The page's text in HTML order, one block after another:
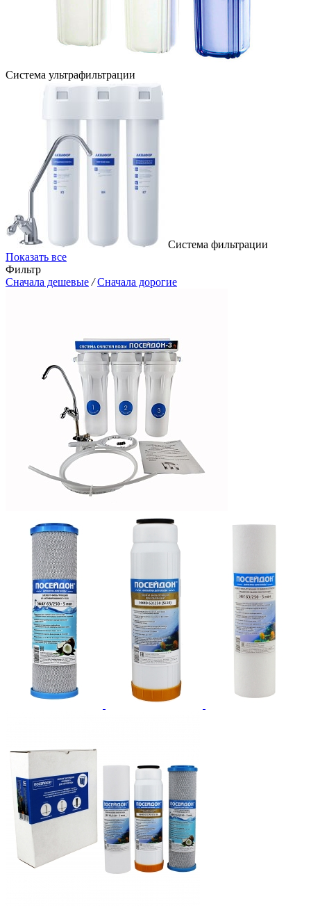
Система ультрафильтрации
Система фильтрации
Показать все
Фильтр
Сначала дешевые / Сначала дорогие